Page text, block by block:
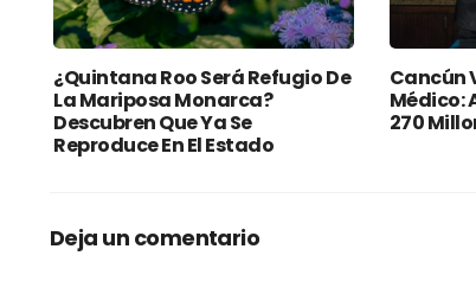
¿Quintana Roo Será Refugio De
La Mariposa Monarca?
Descubren Que Ya Se
Reproduce En El Estado
Cancún
Médico:
270
Deja un comentario